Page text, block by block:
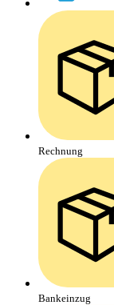
Rechnung
Bankeinzug